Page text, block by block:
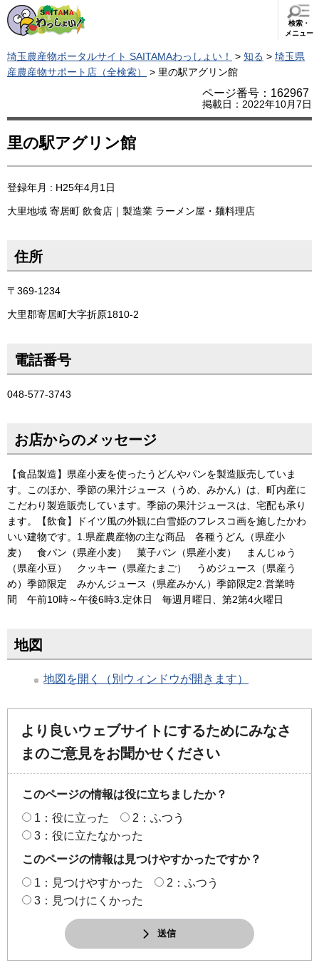
検索・
メニュー
埼玉農産物ポータルサイト SAITAMAわっしょい！ > 知る > 埼玉県
産農産物サポート店（全検索）
> 里の駅アグリン館
ページ番号：162967
掲載日：2022年10月7日
里の駅アグリン館
登録年月 : H25年4月1日
大里地域 寄居町 飲食店｜製造業 ラーメン屋・麺料理店
住所
〒369-1234
大里郡寄居町大字折原1810-2
電話番号
048-577-3743
お店からのメッセージ
【食品製造】県産小麦を使ったうどんやパンを製造販売していま
す。このほか、季節の果汁ジュース（うめ、みかん）は、町内産に
こだわり製造販売しています。季節の果汁ジュースは、宅配も承り
ます。【飲食】ドイツ風の外観に白雪姫のフレスコ画を施したかわ
いい建物です。1.県産農産物の主な商品 各種うどん（県産小
麦） 食パン（県産小麦） 菓子パン（県産小麦） まんじゅう
（県産小豆） クッキー（県産たまご） うめジュース（県産う
め）季節限定 みかんジュース（県産みかん）季節限定2.営業時
間 午前10時～午後6時3.定休日 毎週月曜日、第2第4火曜日
地図
地図を開く（別ウィンドウが開きます）
より良いウェブサイトにするためにみなさ
まのご意見をお聞かせください
このページの情報は役に立ちましたか？
1：役に立った
2：ふつう
3：役に立たなかった
このページの情報は見つけやすかったですか？
1：見つけやすかった
2：ふつう
3：見つけにくかった
送信